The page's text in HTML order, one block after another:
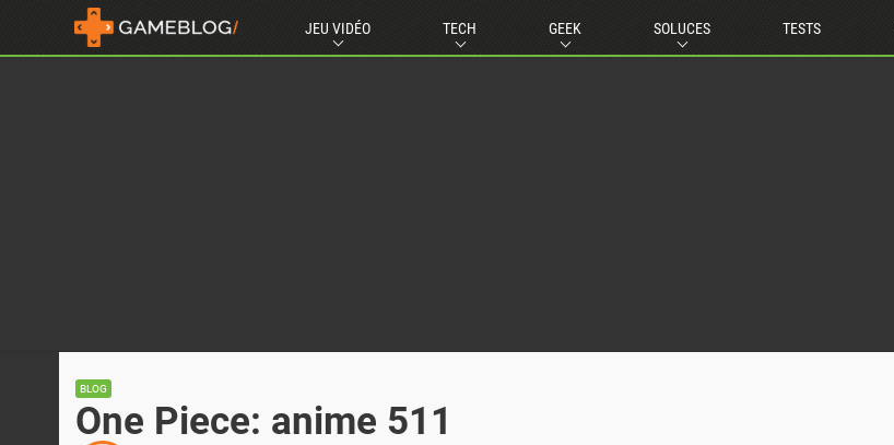
JEU VIDÉO TECH GEEK SOLUCES TESTS
BLOG
One Piece: anime 511